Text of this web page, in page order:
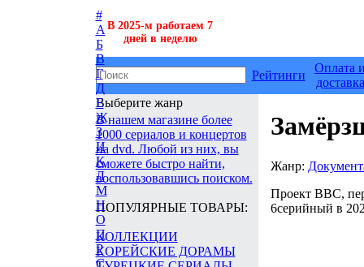
В 2025-м работаем 7
дней в неделю
Рейтинги
Оплата
доставка
Выберите жанр
#
А
Б
В
Г
Д
Е
Ж
З
И
К
Л
М
Н
О
П
Р
С
В нашем магазине более
1000 сериалов и концертов
на dvd. Любой из них, вы
сможете быстро найти,
воспользовавшись поиском.
ПОПУЛЯРНЫЕ ТОВАРЫ:
КОЛЛЕКЦИИ
КОРЕЙСКИЕ ДОРАМЫ
Жанр:
Проект BBC,
6серийный в